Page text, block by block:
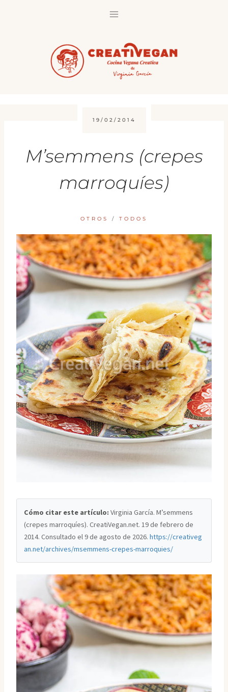
19/02/2014
M’semmens (crepes
marroquíes)
OTROS / TODOS
Cómo citar este artículo: Virginia García. M’semmens
(crepes marroquíes). CreatiVegan.net. 19 de febrero de
2014. Consultado el9 de agosto de 2026.https://creativeg
an.net/archives/msemmens-crepes-marroquies/